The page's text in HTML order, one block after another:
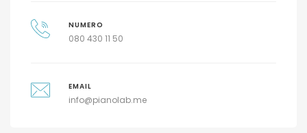
NUMERO
080 430 11 50
EMAIL
info@pianolab.me